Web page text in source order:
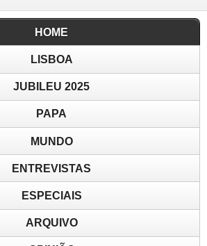
HOME
LISBOA
JUBILEU 2025
PAPA
MUNDO
ENTREVISTAS
ESPECIAIS
ARQUIVO